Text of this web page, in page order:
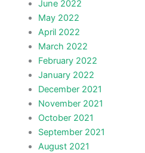
June 2022
May 2022
April 2022
March 2022
February 2022
January 2022
December 2021
November 2021
October 2021
September 2021
August 2021